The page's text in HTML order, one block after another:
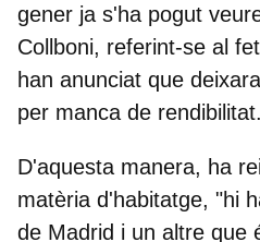
gener ja s'ha pogut
Collboni, referint-se al
han anunciat que
per manca de rendibilitat.
D'aquesta manera, ha
matèria d'habitatge, "hi
de Madrid i un altre que